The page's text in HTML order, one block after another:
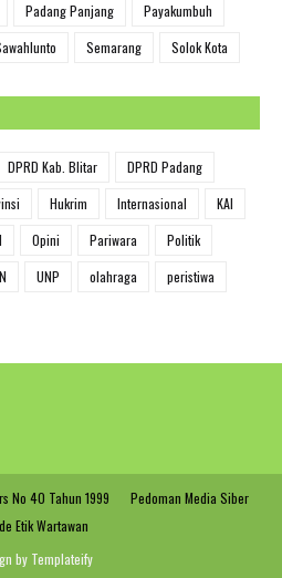
Padang Panjang
Payakumbuh
Semarang Solok Kota
DPRD Kab. Blitar
DPRD Padang
Hukrim Internasional
KAI
Opini Pariwara
Politik
UNP olahraga
peristiwa
No 40 Tahun 1999
Pedoman Media Siber
Etik Wartawan
by Templateify